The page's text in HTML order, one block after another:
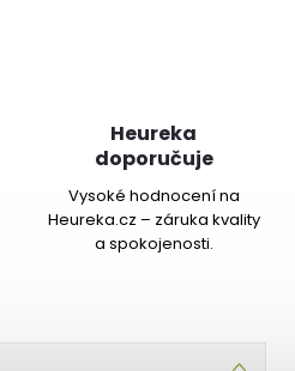
Heureka
doporučuje
Vysoké hodnocení na
Heureka.cz – záruka kvality
a spokojenosti.